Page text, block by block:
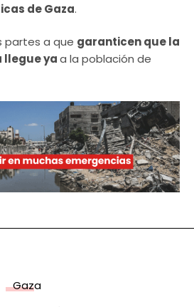
de Gaza.
partes a que garanticen que la
llegue yaa la población de
Gaza